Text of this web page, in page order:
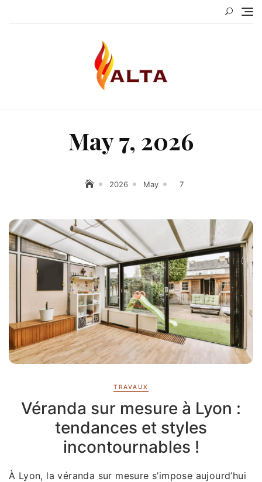
May 7, 2026
2026 May 7
TRAVAUX
Véranda sur mesure à Lyon :
tendances et styles
incontournables !
À Lyon, la véranda sur mesure s’impose aujourd’hui